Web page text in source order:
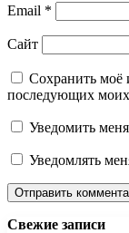
Email *
Сайт
Сохранить моё
последующих
Уведомить
Уведомлять
Свежие записи